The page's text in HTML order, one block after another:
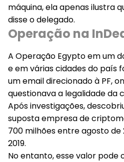
máquina, ela apenas ilustra
disse o delegado.
Operação na
A Operação Egypto em um
e em várias cidades do país
um email direcionado à PF,
questionava a legalidade da
Após investigações,
suposta empresa de
700 milhões entre agosto de
2019.
No entanto, esse valor pode